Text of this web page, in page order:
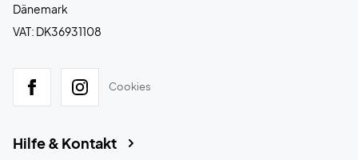
Dänemark
VAT: DK36931108
Cookies
Hilfe & Kontakt